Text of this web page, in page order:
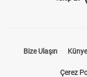
Bize Ulaşın Künye
Çerez